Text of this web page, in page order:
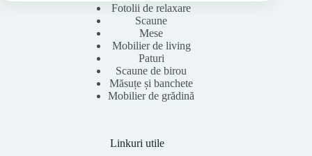
Fotolii de relaxare
Scaune
Mese
Mobilier de living
Paturi
Scaune de birou
Măsuțe și banchete
Mobilier de grădină
Linkuri utile